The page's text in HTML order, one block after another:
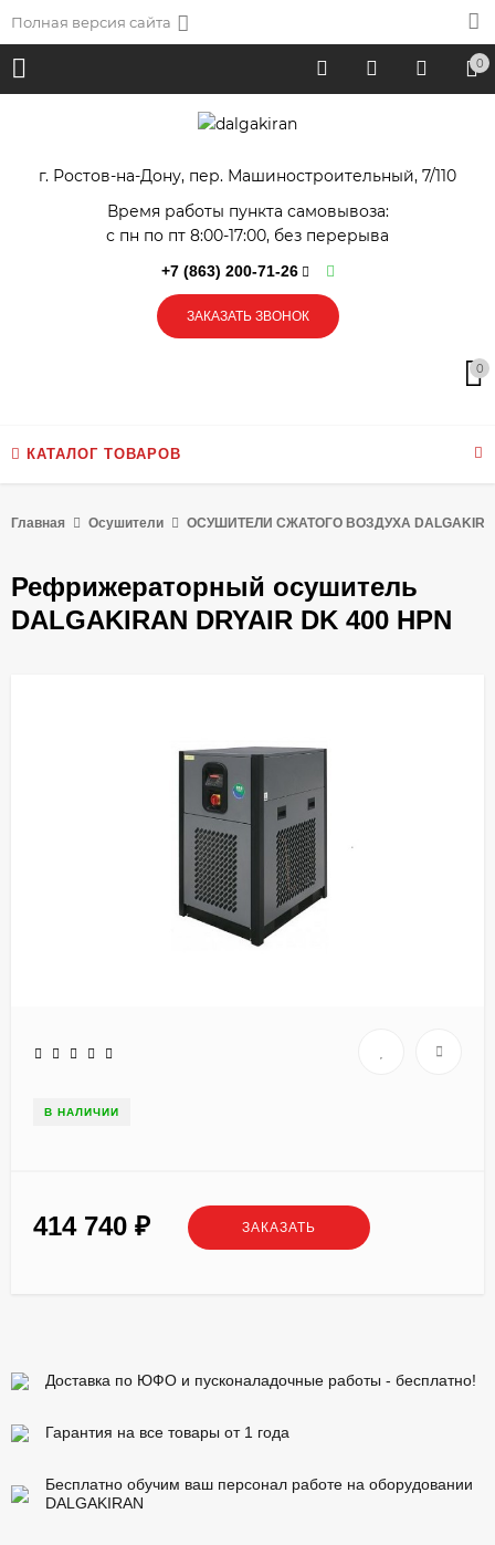
Полная версия сайта
0
г. Ростов-на-Дону, пер. Машиностроительный, 7/110
Время работы пункта самовывоза:
с пн по пт 8:00-17:00, без перерыва
+7 (863) 200-71-26
ЗАКАЗАТЬ ЗВОНОК
0
КАТАЛОГ ТОВАРОВ
Главная Осушители ОСУШИТЕЛИ СЖАТОГО ВОЗДУХА
Рефрижераторный осушитель
DALGAKIRAN DRYAIR DK 400 HPN
В НАЛИЧИИ
414 740 ЗАКАЗАТЬ
Доставка по ЮФО и пусконаладочные работы - бесплатно!
Гарантия на все товары от 1 года
Бесплатно обучим ваш персонал работе на оборудовании
DALGAKIRAN